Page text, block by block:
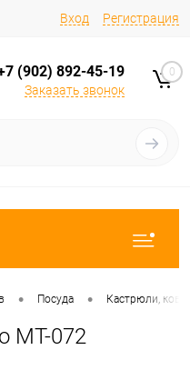
Вход Регистрация
(902) 892-45-19
Заказать звонок
0
• Посуда • Кастрюли,
МТ-072